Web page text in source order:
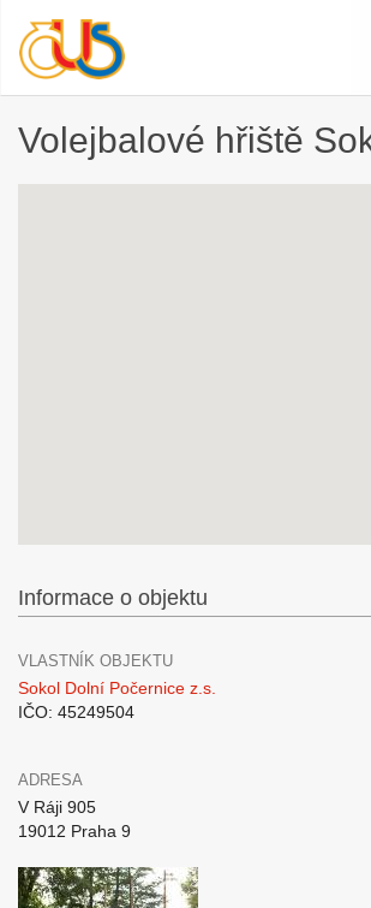
Volejbalové hřiště
Informace o objektu
VLASTNÍK OBJEKTU
Sokol Dolní Počernice z.s.
IČO: 45249504
ADRESA
V Ráji 905
19012 Praha 9